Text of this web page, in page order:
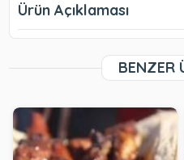
Ürün Açıklaması
BENZER